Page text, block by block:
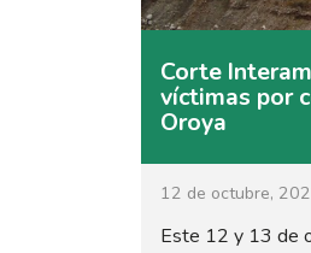
Corte
víctimas por
Oroya
12 de octubre,
Este 12 y 13 de